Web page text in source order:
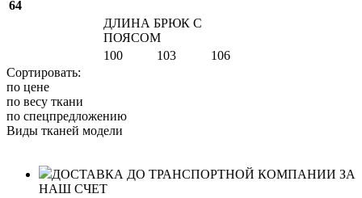
64
ДЛИНА БРЮК С
ПОЯСОМ
100
103
106
Сортировать:
по цене
по весу ткани
по спецпредложению
Виды тканей модели
ДОСТАВКА ДО ТРАНСПОРТНОЙ КОМПАНИИ ЗА
НАШ СЧЕТ